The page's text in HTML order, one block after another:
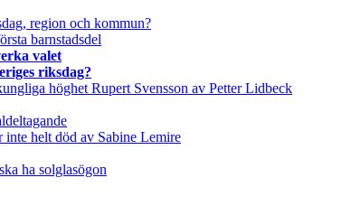
region och kommun?
barnstadsdel
valet
riksdag?
höghet Rupert Svensson av Petter Lidbeck
helt död av Sabine Lemire
ha solglasögon